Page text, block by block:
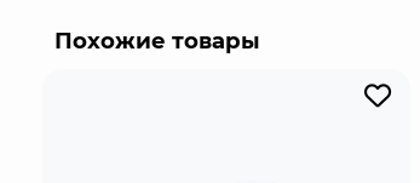
Похожие товары